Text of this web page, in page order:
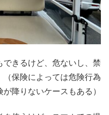
きるけど、危ないし、禁
（保険によっては危険行為
降りないケースもある）